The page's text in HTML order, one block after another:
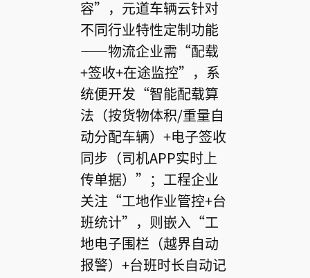
容”，元道车辆云针对
不同行业特性定制功能
——物流企业需“配载
+签收+在途监控”，系
统便开发“智能配载算
法（按货物体积/重量自
动分配车辆）+电子签收
同步（司机APP实时上
传单据）”；工程企业
关注“工地作业管控+台
班统计”，则嵌入“工
地电子围栏（越界自动
报警）+台班时长自动记